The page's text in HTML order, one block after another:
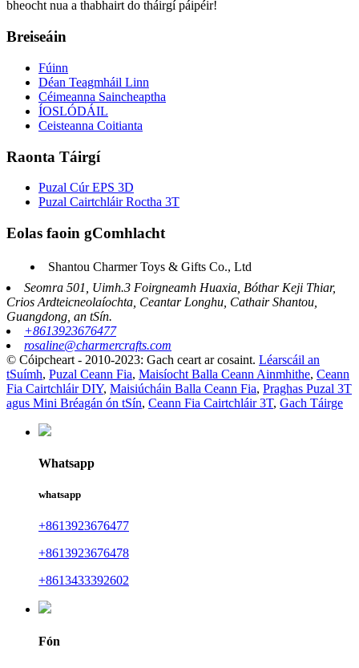
bheocht nua a thabhairt do tháirgí páipéir!
Breiseáin
Fúinn
Déan Teagmháil Linn
Céimeanna Saincheaptha
ÍOSLÓDÁIL
Ceisteanna Coitianta
Raonta Táirgí
Puzal Cúr EPS 3D
Puzal Cairtchláir Roctha 3T
Eolas faoin gComhlacht
Shantou Charmer Toys & Gifts Co., Ltd
Seomra 501, Uimh.3 Foirgneamh Huaxia, Bóthar Keji Thiar,
Crios Ardteicneolaíochta, Ceantar Longhu, Cathair Shantou,
Guangdong, an tSín.
+8613923676477
rosaline@charmercrafts.com
© Cóipcheart - 2010-2023: Gach ceart ar cosaint. Léarscáil an
tSuímh, Puzal Ceann Fia, Maisíocht Balla Ceann Ainmhithe, Ceann
Fia Cairtchláir DIY, Maisiúcháin Balla Ceann Fia, Praghas Puzal 3T
agus Mini Bréagán ón tSín, Ceann Fia Cairtchláir 3T, Gach Táirge
Whatsapp
whatsapp
+8613923676477
+8613923676478
+8613433392602
Fón